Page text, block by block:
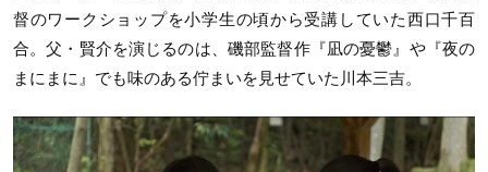
督のワークショップを小学生の頃から受講していた西口千百
合。父・賢介を演じるのは、磯部監督作『凪の憂鬱』や『夜の
まにまに』でも味のある佇まいを見せていた川本三吉。